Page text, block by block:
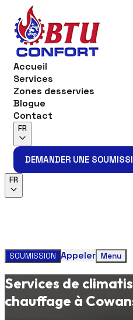
Accueil
Services
Zones desservies
Blogue
Contact
FR
DEMANDER UNE
FR
SOUMISSION Appeler Menu
Services de
chauffage à